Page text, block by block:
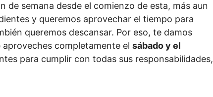
de semana desde el comienzo de esta, más aun
y queremos aprovechar el tiempo para
queremos descansar. Por eso, te damos
aproveches completamente el sábado y el
para cumplir con todas sus responsabilidades,